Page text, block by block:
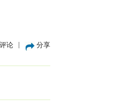
评论 分享